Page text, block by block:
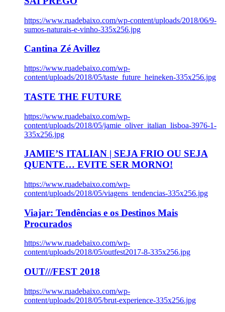
https://www.ruadebaixo.com/wp-content/uploads/2018/06/9-
sumos-naturais-e-vinho-335x256.jpg
Cantina Zé Avillez
https://www.ruadebaixo.com/wp-
content/uploads/2018/05/taste_future_heineken-335x256.jpg
TASTE THE FUTURE
https://www.ruadebaixo.com/wp-
content/uploads/2018/05/jamie_oliver_italian_lisboa-3976-1-
335x256.jpg
JAMIE’S ITALIAN | SEJA FRIO OU SEJA
QUENTE… EVITE SER MORNO!
https://www.ruadebaixo.com/wp-
content/uploads/2018/05/viagens_tendencias-335x256.jpg
Viajar: Tendências e os Destinos Mais
Procurados
https://www.ruadebaixo.com/wp-
content/uploads/2018/05/outfest2017-8-335x256.jpg
OUT///FEST 2018
https://www.ruadebaixo.com/wp-
content/uploads/2018/05/brut-experience-335x256.jpg